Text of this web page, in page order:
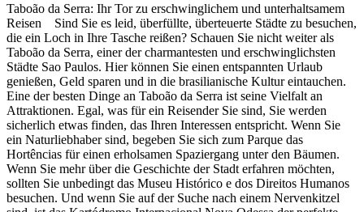
Taboão da Serra: Ihr Tor zu erschwinglichem und unterhaltsamem
Reisen Sind Sie es leid, überfüllte, überteuerte Städte zu besuchen,
die ein Loch in Ihre Tasche reißen? Schauen Sie nicht weiter als
Taboão da Serra, einer der charmantesten und erschwinglichsten
Städte Sao Paulos. Hier können Sie einen entspannten Urlaub
genießen, Geld sparen und in die brasilianische Kultur eintauchen.
Eine der besten Dinge an Taboão da Serra ist seine Vielfalt an
Attraktionen. Egal, was für ein Reisender Sie sind, Sie werden
sicherlich etwas finden, das Ihren Interessen entspricht. Wenn Sie
ein Naturliebhaber sind, begeben Sie sich zum Parque das
Hortências für einen erholsamen Spaziergang unter den Bäumen.
Wenn Sie mehr über die Geschichte der Stadt erfahren möchten,
sollten Sie unbedingt das Museu Histórico e dos Direitos Humanos
besuchen. Und wenn Sie auf der Suche nach einem Nervenkitzel